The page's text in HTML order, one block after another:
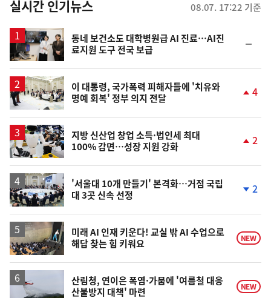
뉴
스
실시간 인기뉴스 08.07. 17:22 기준
동네 보건소도 대학병원급 AI 진료…AI진
료지원 도구 전국 보급
일
이 대통령, 국가폭력 피해자들에 '치유와
명예 회복' 정부 의지 전달
상
4
지방 신산업 창업 소득·법인세 최대
100% 감면…성장 지원 강화
상
2
'서울대 10개 만들기' 본격화…거점 국립
대 3곳 신속 선정
하
락
2
미래 AI 인재 키운다! 교실 밖 AI 수업으로
해답 찾는 힘 키워요
NEW
산림청, 연이은 폭염·가뭄에 '여름철 대응
산불방지 대책' 마련
NEW